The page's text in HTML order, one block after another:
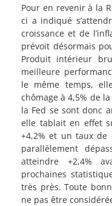
Pour en revenir à la
ci a indiqué
croissance et de
prévoit désormais
Produit intérieur
meilleure
le même temps,
chômage à 4,5% de
la Fed se sont donc
elle tablait en effet
+4,2% et un taux de
parallèlement
atteindre +2,4%
prochaines
très près. Toute
ne pas être